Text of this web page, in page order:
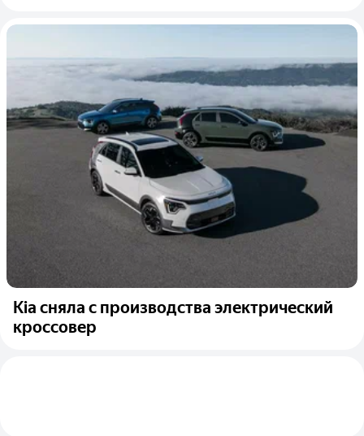
Kia сняла с производства электрический
кроссовер